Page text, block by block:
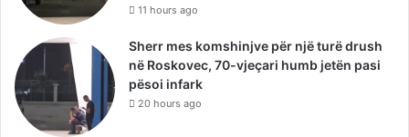
11 hours ago
Sherr mes komshinjve për një turë drush
në Roskovec, 70-vjeçari humb jetën pasi
pësoi infark
20 hours ago